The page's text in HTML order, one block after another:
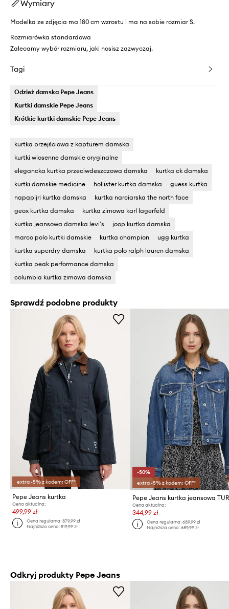
Wymiary
Modelka ze zdjęcia ma 180 cm wzrostu i ma na sobie rozmiar S.
Rozmiarówka standardowa
Zalecamy wybór rozmiaru, jaki nosisz zazwyczaj.
Tagi
Odzież damska Pepe Jeans
Kurtki damskie Pepe Jeans
Krótkie kurtki damskie Pepe Jeans
kurtka przejściowa z kapturem damska
kurtki wiosenne damskie oryginalne
elegancka kurtka przeciwdeszczowa damska
kurtka ck damska
kurtki damskie medicine
hollister kurtka damska
guess kurtka
napapijri kurtka damska
kurtka narciarska the north face
geox kurtka damska
kurtka zimowa karl lagerfeld
kurtka jeansowa damska levi's
joop kurtka damska
marco polo kurtki damskie
kurtka champion
ugg kurtka
kurtka superdry damska
kurtka polo ralph lauren damska
kurtka peak performance damska
columbia kurtka zimowa damska
Sprawdź podobne produkty
extra -5% z kodem: OFF*
Pepe Jeans kurtka
Cena aktualna:
499,99 zł
Cena regularna:879,99 zł
Najniższa cena:519,99 zł
-50%
extra -5% z kodem: OFF*
Cena aktualna:
344,99 zł
Cena regularna: 689,99 zł
Najniższa cena: 689,99 zł
Odkryj produkty Pepe Jeans